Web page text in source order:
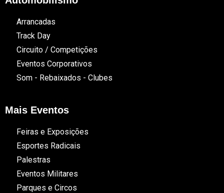
Arrancadas
Track Day
Circuito / Competições
Eventos Corporativos
Som - Rebaixados - Clubes
Mais Eventos
Feiras e Exposições
Esportes Radicais
Palestras
Eventos Militares
Parques e Circos